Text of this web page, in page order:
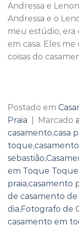
Andressa e
Andressa e o
meu estúdio, era
em casa. Eles
coisas do
Postado em
Praia
Marcado
casamento,casa
toque,
sebastião,
em Toque
praia,casamento
de casamento de
dia,Fotografo de
casamento em